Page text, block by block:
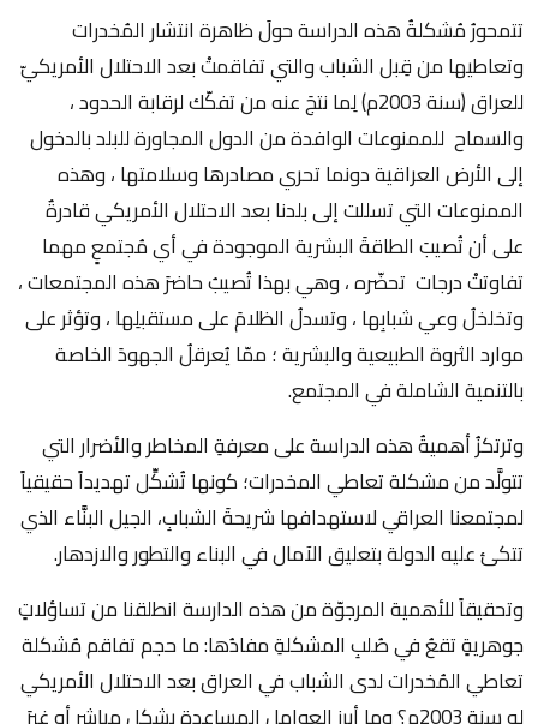
تتمحورُ مُشكلةُ هذه الدراسة حولَ ظاهرة انتشار المُخدرات
وتعاطيها من قِبل الشباب والتي تفاقمتْ بعد الاحتلال الأمريكيّ
للعراق (سنة 2003م) لِما نتجَ عنه من تفكّك لرقابة الحدود ،
والسماح للممنوعات الوافدة من الدول المجاورة للبلد بالدخول
إلى الأرض العراقية دونما تحري مصادرها وسلامتها ، وهذه
الممنوعات التي تسللت إلى بلدنا بعد الاحتلال الأمريكي قادرةٌ
على أن تُصيبَ الطاقةَ البشرية الموجودة في أي مُجتمعٍ مهما
تفاوتتْ درجات تحضّره ، وهي بهذا تُصيبُ حاضرَ هذه المجتمعات ،
وتخلخلُ وعي شبابِها ، وتسدلُ الظلامَ على مستقبلِها ، وتؤثر على
موارد الثروة الطبيعية والبشرية ؛ ممّا يُعرقلُ الجهودَ الخاصة
بالتنمية الشاملة في المجتمع.
وترتكزُ أهميةُ هذه الدراسة على معرفةِ المخاطر والأضرار التي
تتولَّد من مشكلة تعاطي المخدرات؛ كونها تُشكِّل تهديداً حقيقياً
لمجتمعنا العراقي لاستهدافها شريحةَ الشبابِ، الجيل البنَّاء الذي
تتكئ عليه الدولة بتعليق الآمال في البناء والتطور والازدهار.
وتحقيقاً للأهمية المرجوّة من هذه الدارسة انطلقنا من تساؤلاتٍ
جوهريةٍ تقعُ في صُلبِ المشكلةِ مفادُها: ما حجم تفاقم مُشكلة
تعاطي المُخدرات لدى الشباب في العراق بعد الاحتلال الأمريكي